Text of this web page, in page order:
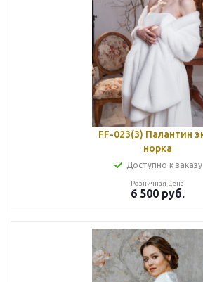
FF-023(3) Палантин эко-
норка
Доступно к заказу
Розничная цена
6 500руб.